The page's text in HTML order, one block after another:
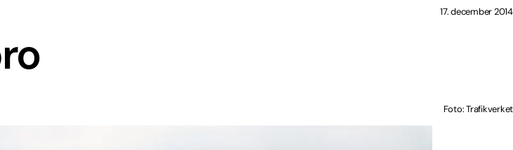
17. december 2014
Foto: Trafikverket